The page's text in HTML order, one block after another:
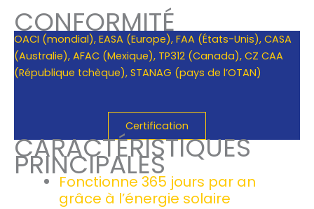
CONFORMITÉ
OACI (mondial), EASA (Europe), FAA (États-Unis), CASA
(Australie), AFAC (Mexique), TP312 (Canada), CZ CAA
(République tchèque), STANAG (pays de l’OTAN)
Certification
CARACTÉRISTIQUES
PRINCIPALES
Fonctionne 365 jours par an
grâce à l’énergie solaire